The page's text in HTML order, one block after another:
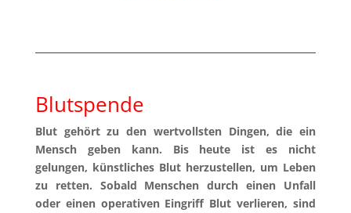
Blutspende
Blut gehört zu den wertvollsten Dingen, die ein
Mensch geben kann. Bis heute ist es nicht
gelungen, künstliches Blut herzustellen, um Leben
zu retten. Sobald Menschen durch einen Unfall
oder einen operativen Eingriff Blut verlieren, sind